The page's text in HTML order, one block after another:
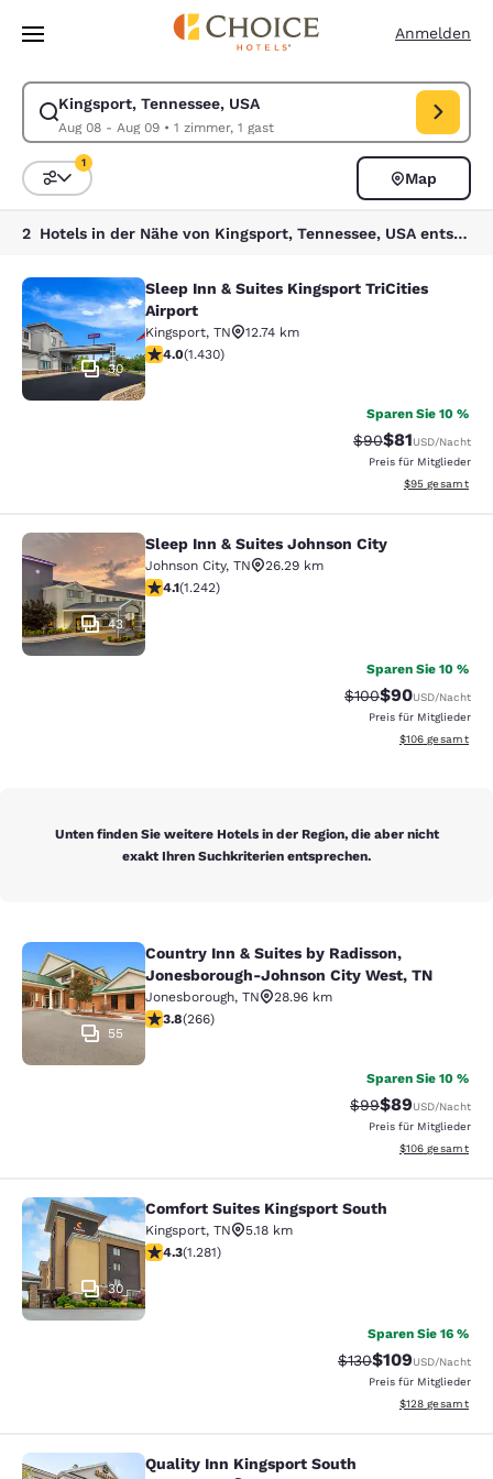
Weiter Zu Hauptinhalt
Anmelden
Kingsport, Tennessee, USA
Aug 08 - Aug 09• 1 zimmer, 1 gast
Suche für Kingsport, Tennessee, USA ändern. Check-in-Datum Aug 08,
Sortieren und Filtern,
1
Map
2 Hotels in der Nähe von Kingsport, Tennessee, USA entsprechen Ihren Filtern
Sleep Inn & Suites Kingsport
30
Sleep Inn & Suites Kingsport TriCities
Airport
Kingsport, TN
12.74 km
4.03-Sterne-Bewertung. Sehr gut. 1430 Bewertungen
4.0(1.430)
Sparen Sie 10 %
$90Vergünstigter
$81USD/Nacht
Preis für Mitglieder
Geschätzte
$95 gesamt
Sleep Inn & Suites Johnson City
43
Sleep Inn & Suites Johnson City
Johnson City, TN
26.29 km
4.08-Sterne-Bewertung. Sehr gut. 1242 Bewertungen
4.1(1.242)
Sparen Sie 10 %
Durchgestrichener
$100Vergünstigter
$90USD/Nacht
Preis für Mitglieder
Geschätzte
$106 gesamt
Unten finden Sie weitere Hotels in der Region, die aber nicht
exakt Ihren Suchkriterien entsprechen.
Country Inn & Suites by Radisson,
55
Country Inn & Suites by Radisson,
Jonesborough-Johnson City West, TN
Jonesborough, TN
28.96 km
3.75-Sterne-Bewertung. Gut. 266 Bewertungen
3.8(266)
Sparen Sie 10 %
Durchgestrichener
$99Vergünstigter
$89USD/Nacht
Preis für Mitglieder
Geschätzte
$106 gesamt
Comfort Suites Kingsport South
30
Comfort Suites Kingsport South
Kingsport, TN
5.18 km
4.26-Sterne-Bewertung. Hervorragend. 1281
4.3(1.281)
Sparen Sie 16 %
Durchgestrichener
$130Vergünstigter
$109USD/Nacht
Preis für Mitglieder
Geschätzte
$128 gesamt
Quality Inn Kingsport South
Quality Inn Kingsport South